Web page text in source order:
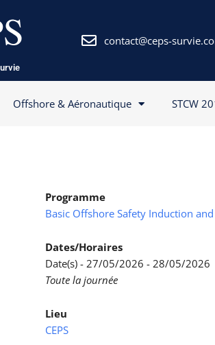
contact@ceps-
Offshore & Aéronautique STCW
Programme
Basic Offshore Safety Induction
Dates/Horaires
Date(s) - 27/05/2026 - 28/05/2026
Toute la journée
Lieu
CEPS